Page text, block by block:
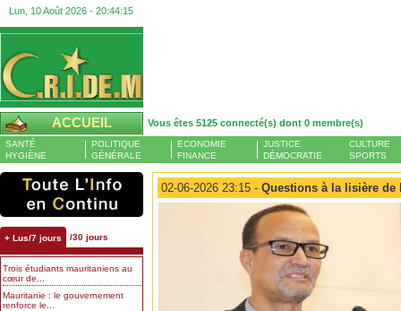
Lun, 10 Août 2026 - 20:44:15
ACCUEIL Vous êtes 5125 connecté(s) dont 0 membre(s)
SANTÉ
HYGIÈNE
POLITIQUE
GÉNÉRALE
ECONOMIE
FINANCE
JUSTICE
DÉMOCRATIE
CULTURE
SPORTS
+ Lus/7 jours /30 jours
Trois étudiants mauritaniens au
cœur de...
Mauritanie : le gouvernement
renforce le...
02-06-2026 23:15 - Questions à la lisière de